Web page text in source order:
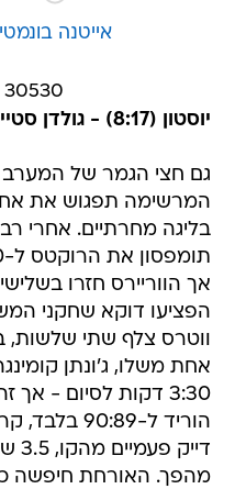
אייטנה בונמטי
30530 משתתפים
יוסטון (8:17) - גולדן סטייט (10:14) 90:91
גם חצי הגמר של המערב
המרשימה תפגוש את
בליגה מחרתיים. אחרי
אך הווריירס חזרו
הפציעו דוקא שחקני
ווטרס צלף שתי שלשות,
3:30 דקות לסיום -
הוריד ל-
מהפך. האורחת חיפשה